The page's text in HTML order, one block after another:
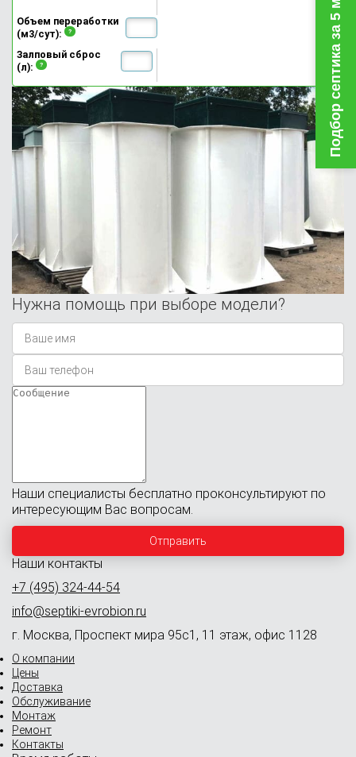
Объем переработки
(м3/сут):
Залповый сброс
(л):
Нужна помощь при выборе модели?
Наши специалисты бесплатно проконсультируют по
интересующим Вас вопросам.
Подбор септика за 5 минут
Наши контакты
+7 (495) 324-44-54
info@septiki-evrobion.ru
г. Москва, Проспект мира 95с1, 11 этаж, офис 1128
О компании
Цены
Доставка
Обслуживание
Монтаж
Ремонт
Контакты